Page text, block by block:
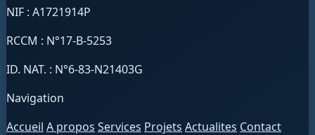
NIF : A1721914P
RCCM : N°17-B-5253
ID. NAT. : N°6-83-N21403G
Navigation
Accueil A propos Services Projets Actualites Contact